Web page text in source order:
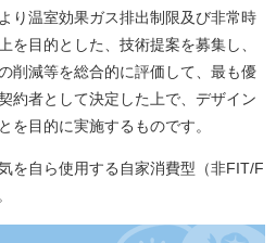
り温室効果ガス排出制限及び非常時
を目的とした、技術提案を募集し、
削減等を総合的に評価して、最も優
約者として決定した上で、デザイン
を目的に実施するものです。
を自ら使用する自家消費型（非FIT/F